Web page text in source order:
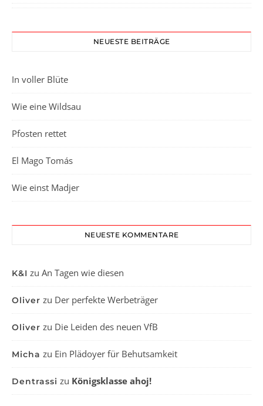
NEUESTE BEITRÄGE
In voller Blüte
Wie eine Wildsau
Pfosten rettet
El Mago Tomás
Wie einst Madjer
NEUESTE KOMMENTARE
K&I zu An Tagen wie diesen
Oliver zu Der perfekte Werbeträger
Oliver zu Die Leiden des neuen VfB
Micha zu Ein Plädoyer für Behutsamkeit
Dentrassi zu Königsklasse ahoj!